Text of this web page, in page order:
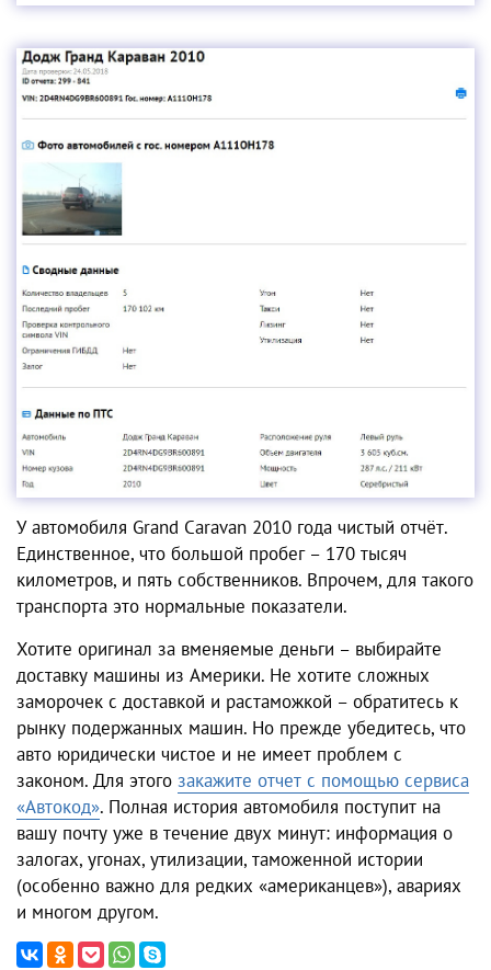
У автомобиля Grand Caravan 2010 года чистый отчёт.
Единственное, что большой пробег – 170 тысяч
километров, и пять собственников. Впрочем, для такого
транспорта это нормальные показатели.
Хотите оригинал за вменяемые деньги – выбирайте
доставку машины из Америки. Не хотите сложных
заморочек с доставкой и растаможкой – обратитесь к
рынку подержанных машин. Но прежде убедитесь, что
авто юридически чистое и не имеет проблем с
законом. Для этого закажите отчет с помощью сервиса
«Автокод». Полная история автомобиля поступит на
вашу почту уже в течение двух минут: информация о
залогах, угонах, утилизации, таможенной истории
(особенно важно для редких «американцев»), авариях
и многом другом.